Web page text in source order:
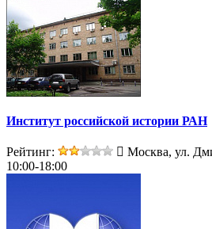
Институт российской истории РАН
Рейтинг:
Москва, ул.
10:00-18:00